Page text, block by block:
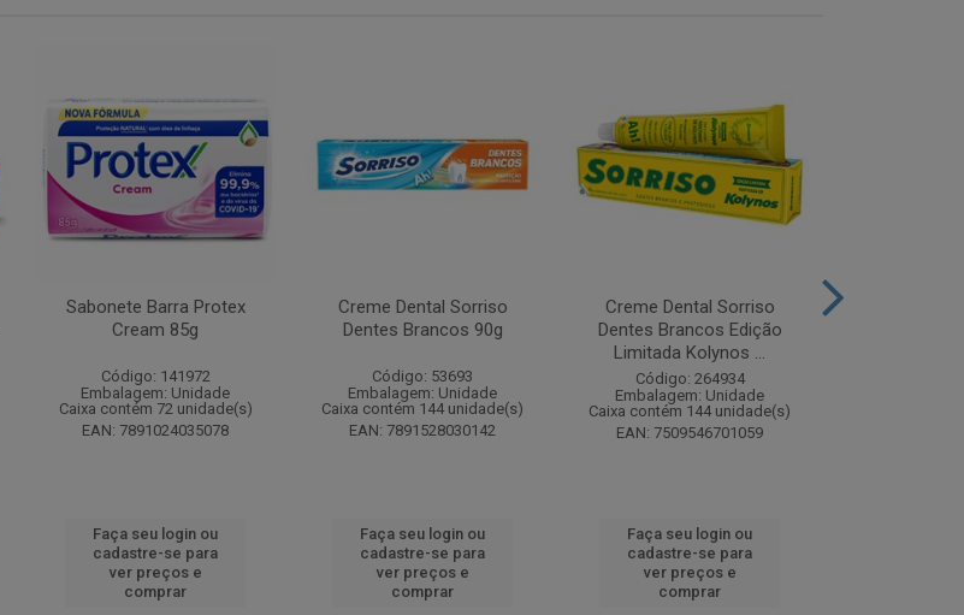
Sabonete Barra Protex
Cream 85g
Código: 141972
Embalagem: Unidade
Caixa contém 72 unidade(s)
EAN: 7891024035078
Faça seu login ou
cadastre-se para
ver preços e
comprar
Creme Dental Sorriso
Dentes Brancos 90g
Código: 53693
Embalagem: Unidade
Caixa contém 144 unidade(s)
EAN: 7891528030142
Faça seu login ou
cadastre-se para
ver preços e
comprar
Creme Dental Sorriso
Dentes Brancos Edição
Limitada Kolynos ...
Código: 264934
Embalagem: Unidade
Caixa contém 144 unidade(s)
EAN: 7509546701059
Faça seu login ou
cadastre-se para
ver preços e
comprar